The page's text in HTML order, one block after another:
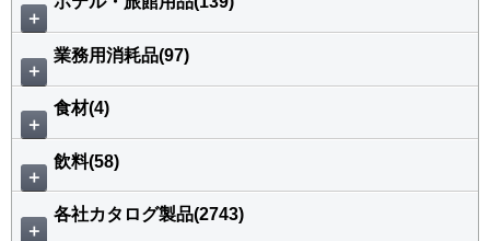
＋
＋
業務用消耗品(97)
＋
食材(4)
＋
飲料(58)
＋
各社カタログ製品(2743)